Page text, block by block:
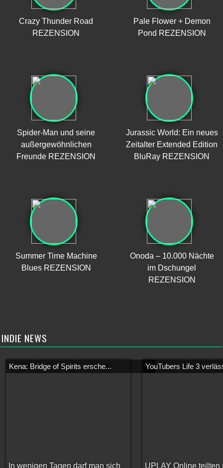
Crazy Thunder Road
REZENSION
Pale Flower + Demon
Pond REZENSION
Spider-Man und seine
außergewöhnlichen
Freunde REZENSION
Jurassic World: Ein neues
Zeitalter Extended Edition
BluRay REZENSION
Summer Time Machine
Blues REZENSION
Onoda – 10.000 Nächte
im Dschungel
REZENSION
INDIE NEWS
Kena: Bridge of Spirits ersche...
In wenigen Tagen darf man sich
YouTubers Life 3
UPLAY Online teilten